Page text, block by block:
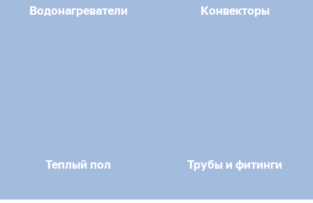
Водонагреватели Конвекторы
Теплый пол Трубы и фитинги